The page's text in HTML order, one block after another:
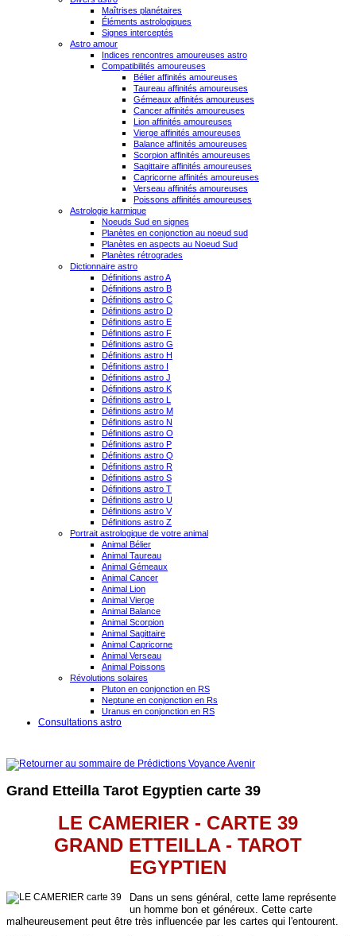
Maîtrises planétaires
Éléments astrologiques
Signes interceptés
Astro amour
Indices rencontres amoureuses astro
Compatibilités amoureuses
Bélier affinités amoureuses
Taureau affinités amoureuses
Gémeaux affinités amoureuses
Cancer affinités amoureuses
Lion affinités amoureuses
Vierge affinités amoureuses
Balance affinités amoureuses
Scorpion affinités amoureuses
Sagittaire affinités amoureuses
Capricorne affinités amoureuses
Verseau affinités amoureuses
Poissons affinités amoureuses
Astrologie karmique
Noeuds Sud en signes
Planètes en conjonction au noeud sud
Planètes en aspects au Noeud Sud
Planètes rétrogrades
Dictionnaire astro
Définitions astro A
Définitions astro B
Définitions astro C
Définitions astro D
Définitions astro E
Définitions astro F
Définitions astro G
Définitions astro H
Définitions astro I
Définitions astro J
Définitions astro K
Définitions astro L
Définitions astro M
Définitions astro N
Définitions astro O
Définitions astro P
Définitions astro Q
Définitions astro R
Définitions astro S
Définitions astro T
Définitions astro U
Définitions astro V
Définitions astro Z
Portrait astrologique de votre animal
Animal Bélier
Animal Taureau
Animal Gémeaux
Animal Cancer
Animal Lion
Animal Vierge
Animal Balance
Animal Scorpion
Animal Sagittaire
Animal Capricorne
Animal Verseau
Animal Poissons
Révolutions solaires
Pluton en conjonction en RS
Neptune en conjonction en Rs
Uranus en conjonction en RS
Consultations astro
Grand Etteilla Tarot Egyptien carte 39
LE CAMERIER - CARTE 39
GRAND ETTEILLA - TAROT
EGYPTIEN
Dans un sens général, cette lame représente
un homme bon et généreux. Cette carte
malheureusement peut être très influencée par les cartes qui l'entourent.